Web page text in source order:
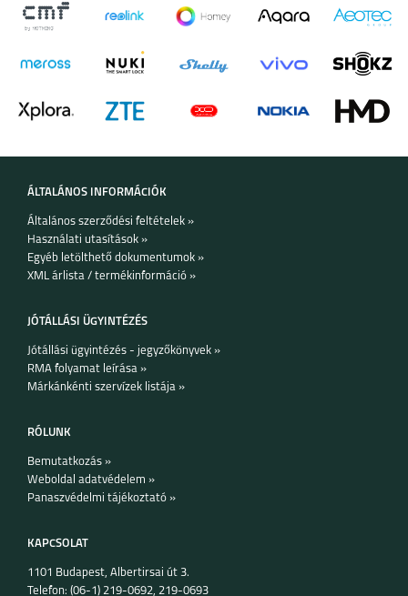
ÁLTALÁNOS INFORMÁCIÓK
Általános szerződési feltételek »
Használati utasítások »
Egyéb letölthető dokumentumok »
XML árlista / termékinformáció »
JÓTÁLLÁSI ÜGYINTÉZÉS
Jótállási ügyintézés - jegyzőkönyvek »
RMA folyamat leírása »
Márkánkénti szervízek listája »
RÓLUNK
Bemutatkozás »
Weboldal adatvédelem »
Panaszvédelmi tájékoztató »
KAPCSOLAT
1101 Budapest, Albertirsai út 3.
Telefon: (06-1) 219-0692, 219-0693